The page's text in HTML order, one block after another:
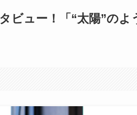
ビュー！「“太陽”のよ